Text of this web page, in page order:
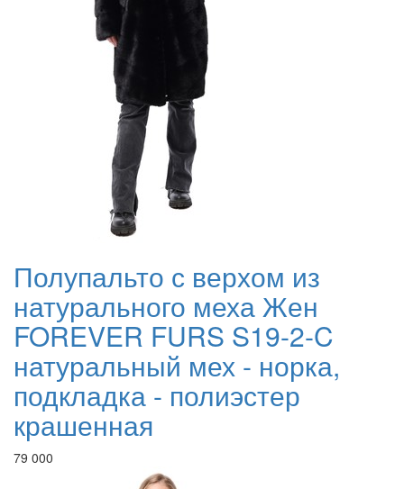
Полупальто с верхом из
натурального меха Жен
FOREVER FURS S19-2-C
натуральный мех - норка,
подкладка - полиэстер
крашенная
79 000